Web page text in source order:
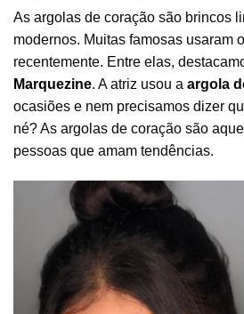
As argolas de coração são brincos
modernos. Muitas famosas usaram
recentemente. Entre elas,
Marquezine. A atriz usou a argola
ocasiões e nem precisamos dizer
né? As argolas de coração são
pessoas que amam tendências.